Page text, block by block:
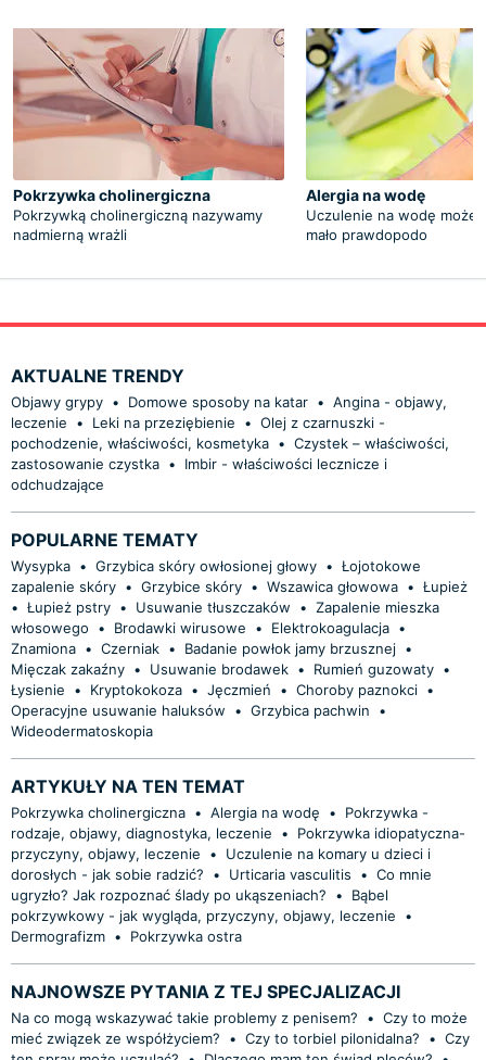
Pokrzywka cholinergiczna
Pokrzywką cholinergiczną nazywamy
nadmierną wrażli
Alergia na wodę
Uczulenie na wodę może
mało prawdopodo
AKTUALNE TRENDY
Objawy grypy • Domowe sposoby na katar • Angina - objawy,
leczenie
• Leki na przeziębienie • Olej z czarnuszki -
pochodzenie, właściwości, kosmetyka • Czystek – właściwości,
zastosowanie czystka •
Imbir - właściwości lecznicze i
odchudzające
POPULARNE TEMATY
Wysypka • Grzybica skóry owłosionej głowy • Łojotokowe
zapalenie skóry • Grzybice skóry • Wszawica głowowa • Łupież
• Łupież pstry • Usuwanie tłuszczaków • Zapalenie mieszka
włosowego
• Brodawki wirusowe • Elektrokoagulacja •
Znamiona • Czerniak • Badanie powłok jamy brzusznej •
Mięczak zakaźny • Usuwanie brodawek • Rumień guzowaty •
Łysienie
• Kryptokokoza • Jęczmień • Choroby paznokci •
Operacyjne usuwanie haluksów
• Grzybica pachwin
•
Wideodermatoskopia
ARTYKUŁY NA TEN TEMAT
Pokrzywka cholinergiczna • Alergia na wodę •
Pokrzywka -
rodzaje, objawy, diagnostyka, leczenie
•
Pokrzywka idiopatyczna-
przyczyny, objawy, leczenie
•
Uczulenie na komary u dzieci i
dorosłych - jak sobie radzić?
• Urticaria vasculitis • Co mnie
ugryzło? Jak rozpoznać ślady po ukąszeniach?
•
Bąbel
pokrzywkowy - jak wygląda, przyczyny, objawy, leczenie
•
Dermografizm • Pokrzywka ostra
NAJNOWSZE PYTANIA Z TEJ SPECJALIZACJI
Na co mogą wskazywać takie problemy z penisem? • Czy to może
mieć związek ze współżyciem?
• Czy to torbiel pilonidalna? • Czy